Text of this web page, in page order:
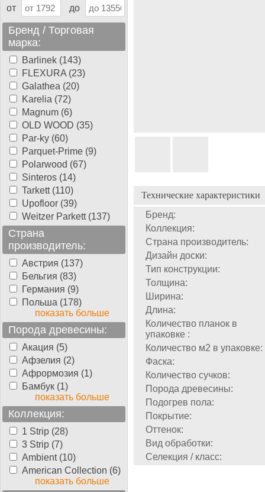
от до
Бренд / Торговая
марка:
Barlinek (143)
FLEXURA (23)
Galathea (20)
Karelia (72)
Magnum (6)
OLD WOOD (35)
Par-ky (60)
Parquet-Prime (9)
Polarwood (67)
Sinteros (14)
Tarkett (110)
Upofloor (39)
Weitzer Parkett (137)
Страна
производитель:
Австрия (137)
Бельгия (83)
Германия (9)
Польша (178)
показать больше
Порода древесины:
Акация (5)
Афзелия (2)
Афрормозия (1)
Бамбук (1)
показать больше
Коллекция:
1 Strip (28)
3 Strip (7)
Ambient (10)
American Collection (6)
показать больше
Технические характеристики
Бренд:
Коллекция:
Страна производитель:
Дизайн доски:
Тип конструкции:
Толщина:
Ширина:
Длина:
Количество планок в
упаковке :
Количество м2 в упаковке:
Фаска:
Количество сучков:
Порода древесины:
Подогрев пола:
Покрытие:
Оттенок:
Вид обработки:
Селекция / класс: